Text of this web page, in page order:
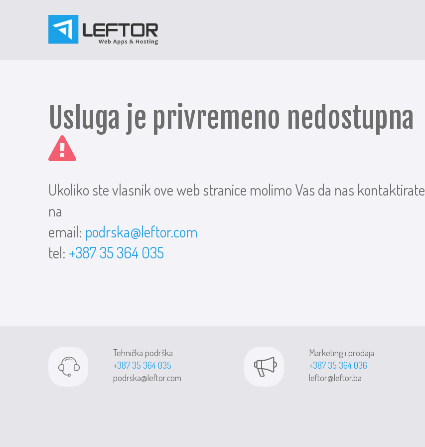
Usluga je privremeno nedostupna
Ukoliko ste vlasnik ove web stranice molimo Vas da nas kontaktirate
na
email: podrska@leftor.com
tel: +387 35 364 035
Tehnička podrška
+387 35 364 035
podrska@leftor.com
Marketing i prodaja
+387 35 364 036
leftor@leftor.ba